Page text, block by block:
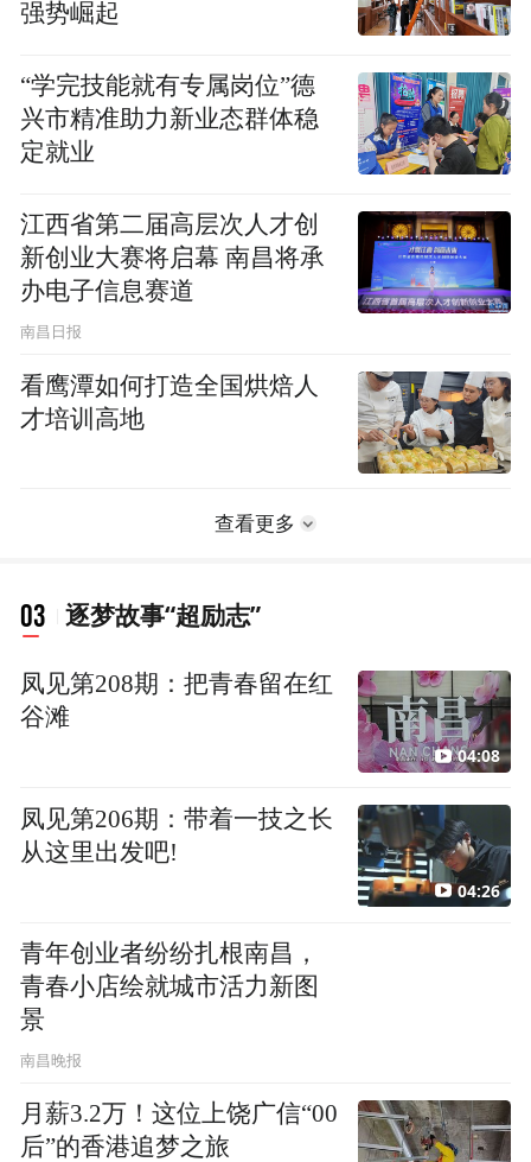
强势崛起
“学完技能就有专属岗位”德
兴市精准助力新业态群体稳
定就业
江西省第二届高层次人才创
新创业大赛将启幕 南昌将承
办电子信息赛道
南昌日报
看鹰潭如何打造全国烘焙人
才培训高地
查看更多
03 逐梦故事“超励志”
凤见第208期：把青春留在红
谷滩
04:08
凤见第206期：带着一技之长
从这里出发吧!
04:26
青年创业者纷纷扎根南昌，
青春小店绘就城市活力新图
景
南昌晚报
月薪3.2万！这位上饶广信“00
后”的香港追梦之旅